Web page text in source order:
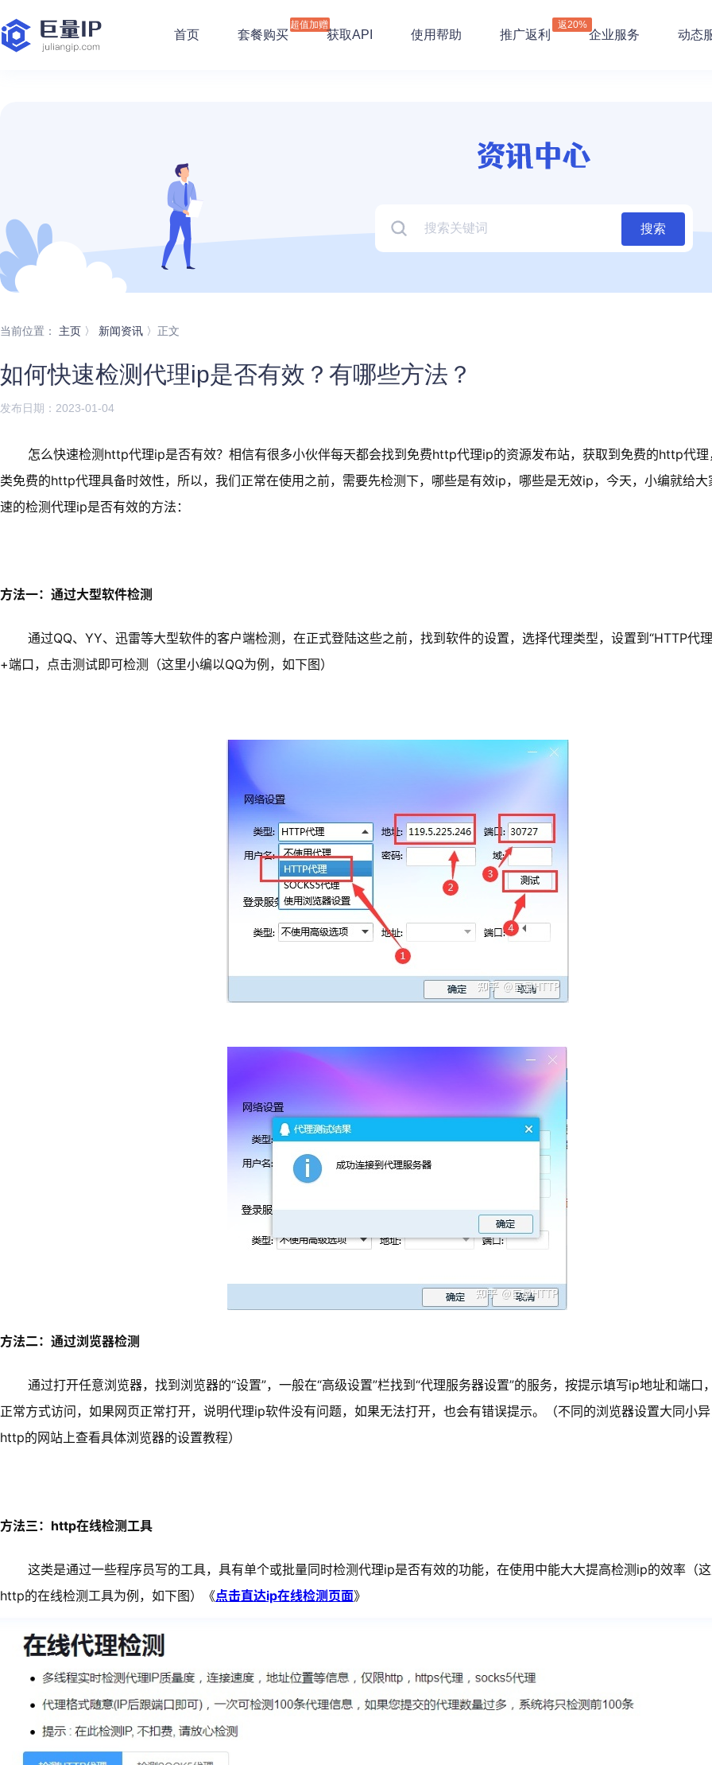
首页 套餐购买
超值加赠
获取API 使用帮助 推广返利
返20%
企业服务 动态
搜索
当前位置： 主页 〉 新闻资讯 〉正文
如何快速检测代理ip是否有效？有哪些方法？
发布日期：2023-01-04
怎么快速检测http代理ip是否有效？相信有很多小伙伴每天都会找到免费http代理ip的资源发布站，获取到免费的http代理
类免费的http代理具备时效性，所以，我们正常在使用之前，需要先检测下，哪些是有效ip，哪些是无效ip，今天，小编就给大
速的检测代理ip是否有效的方法：
方法一：通过大型软件检测
通过QQ、YY、迅雷等大型软件的客户端检测，在正式登陆这些之前，找到软件的设置，选择代理类型，设置到“HTTP代
+端口，点击测试即可检测（这里小编以QQ为例，如下图）
方法二：通过浏览器检测
通过打开任意浏览器，找到浏览器的“设置”，一般在“高级设置”栏找到“代理服务器设置”的服务，按提示填写ip地址和端口
正常方式访问，如果网页正常打开，说明代理ip软件没有问题，如果无法打开，也会有错误提示。（不同的浏览器设置大同小
http的网站上查看具体浏览器的设置教程）
方法三：http在线检测工具
这类是通过一些程序员写的工具，具有单个或批量同时检测代理ip是否有效的功能，在使用中能大大提高检测ip的效率（
http的在线检测工具为例，如下图）《点击直达ip在线检测页面》